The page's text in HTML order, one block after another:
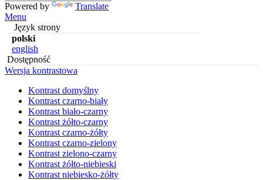
Powered by
Translate
Menu
Język strony
polski
english
Dostępność
Wersja kontrastowa
Kontrast domyślny
Kontrast czarno-biały
Kontrast biało-czarny
Kontrast żółto-czarny
Kontrast czarno-żółty
Kontrast czarno-zielony
Kontrast zielono-czarny
Kontrast żółto-niebieski
Kontrast niebiesko-żółty